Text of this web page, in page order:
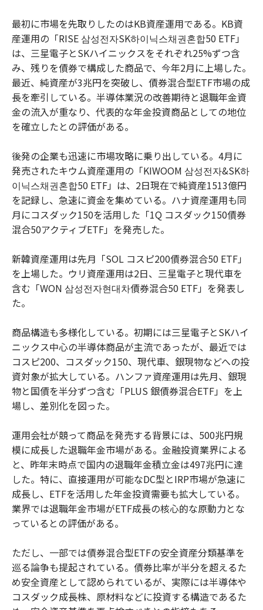
最初に市場を先取りしたのはKB資産運用である。KB資
産運用の「RISE 삼성전자SK하이닉스채권혼합50 ETF」
は、三星電子とSKハイニックスをそれぞれ25%ずつ含
み、残りを債券で構成した商品で、今年2月に上場した。
最近、純資産が3兆円を突破し、債券混合型ETF市場の成
長を牽引している。半導体業況の改善期待と退職年金資
金の流入が重なり、代表的な年金投資商品としての地位
を確立したとの評価がある。
後発の企業も迅速に市場攻略に乗り出している。4月に
発売されたキウム資産運用の「KIWOOM 삼성전자&SK하
이닉스채권혼합50 ETF」は、2日現在で純資産1513億円
を記録し、急速に資金を集めている。ハナ資産運用も同
月にコスダック150を活用した「1Q コスダック150債券
混合50アクティブETF」を発売した。
新韓資産運用は先月「SOL コスピ200債券混合50 ETF」
を上場した。ウリ資産運用は2日、三星電子と現代車を
含む「WON 삼성전자현대차債券混合50 ETF」を発表し
た。
商品構造も多様化している。初期には三星電子とSKハイ
ニックス中心の半導体商品が主流であったが、最近では
コスピ200、コスダック150、現代車、銀現物などへの投
資対象が拡大している。ハンファ資産運用は先月、銀現
物と国債を半分ずつ含む「PLUS 銀債券混合ETF」を上
場し、差別化を図った。
運用会社が競って商品を発売する背景には、500兆円規
模に成長した退職年金市場がある。金融投資業界による
と、昨年末時点で国内の退職年金積立金は497兆円に達
した。特に、直接運用が可能なDC型とIRP市場が急速に
成長し、ETFを活用した年金投資需要も拡大している。
業界では退職年金市場がETF成長の核心的な原動力とな
っているとの評価がある。
ただし、一部では債券混合型ETFの安全資産分類基準を
巡る論争も提起されている。債券比率が半分を超えるた
め安全資産として認められているが、実際には半導体や
コスダック成長株、原材料などに投資する構造であるた